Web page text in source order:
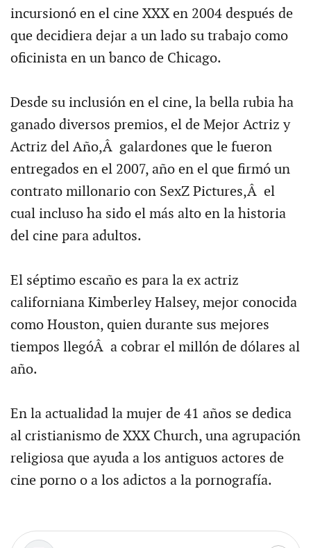
incursionó en el cine XXX en 2004 después de
que decidiera dejar a un lado su trabajo como
oficinista en un banco de Chicago.
Desde su inclusión en el cine, la bella rubia ha
ganado diversos premios, el de Mejor Actriz y
Actriz del Año,Â galardones que le fueron
entregados en el 2007, año en el que firmó un
contrato millonario con SexZ Pictures,Â el
cual incluso ha sido el más alto en la historia
del cine para adultos.
El séptimo escaño es para la ex actriz
californiana Kimberley Halsey, mejor conocida
como Houston, quien durante sus mejores
tiempos llegóÂ a cobrar el millón de dólares al
año.
En la actualidad la mujer de 41 años se dedica
al cristianismo de XXX Church, una agrupación
religiosa que ayuda a los antiguos actores de
cine porno o a los adictos a la pornografía.